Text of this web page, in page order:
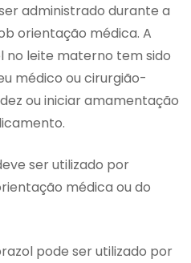
administrado durante a
orientação médica. A
leite materno tem sido
médico ou cirurgião-
ou iniciar amamentação
ser utilizado por
médica ou do
pode ser utilizado por